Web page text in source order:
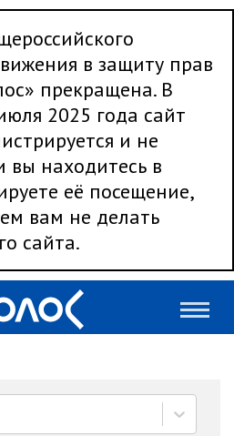
в защиту прав
прекращена. В
2025 года сайт
и не
вы находитесь в
её посещение,
вам не делать
сайта.